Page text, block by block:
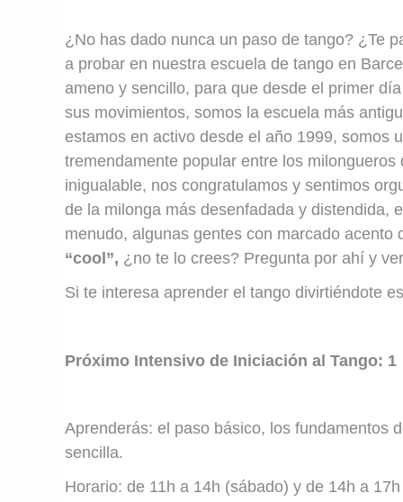
¿No has dado nunca un paso de tango? ¿Te
a probar en nuestra escuela de tango en
ameno y sencillo, para que desde el primer
sus movimientos, somos la escuela más
estamos en activo desde el año 1999, somos
tremendamente popular entre los
inigualable, nos congratulamos y sentimos
de la milonga más desenfadada y distendida,
menudo, algunas gentes con marcado acento
“cool”, ¿no te lo crees? Pregunta por ahí y
Si te interesa aprender el tango divirtiéndote
Próximo Intensivo de Iniciación al Tango: 1
Aprenderás: el paso básico, los fundamentos
sencilla.
Horario: de 11h a 14h (sábado) y de 14h a